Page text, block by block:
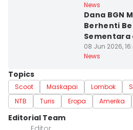
News
Dana BGN
Berhenti
Sementara
08 Jun 2026,
News
Topics
Scoot Maskapai Lombok
NTB
Turis Eropa Amerika
Editorial Team